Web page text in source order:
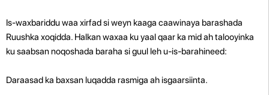
Is-waxbariddu waa xirfad si weyn kaaga caawinaya barashada
Ruushka xoqidda. Halkan waxaa ku yaal qaar ka mid ah talooyinka
ku saabsan noqoshada baraha si guul leh u-is-barahineed:
Daraasad ka baxsan luqadda rasmiga ah isgaarsiinta.